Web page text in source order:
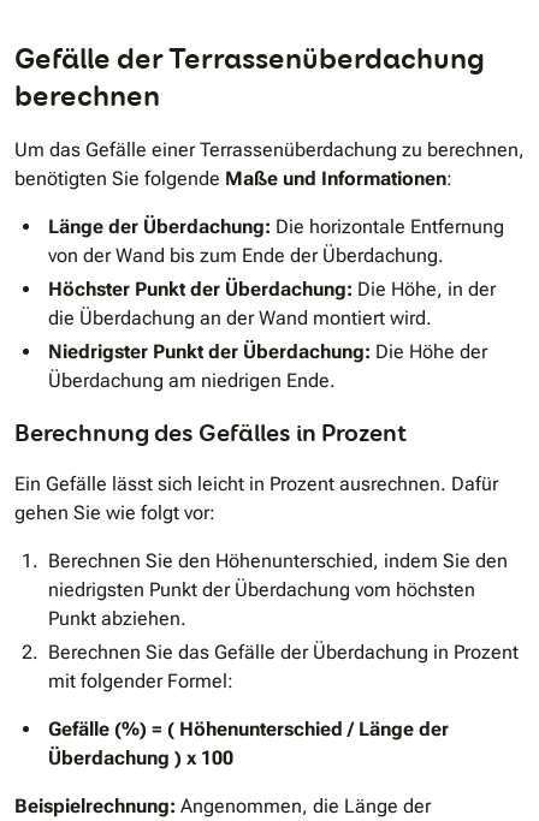
Gefälle der Terrassenüberdachung
berechnen
Um das Gefälle einer Terrassenüberdachung zu berechnen,
benötigten Sie folgende Maße und Informationen:
Länge der Überdachung: Die horizontale Entfernung
von der Wand bis zum Ende der Überdachung.
Höchster Punkt der Überdachung: Die Höhe, in der
die Überdachung an der Wand montiert wird.
Niedrigster Punkt der Überdachung: Die Höhe der
Überdachung am niedrigen Ende.
Berechnung des Gefälles in Prozent
Ein Gefälle lässt sich leicht in Prozent ausrechnen. Dafür
gehen Sie wie folgt vor:
Berechnen Sie den Höhenunterschied, indem Sie den
niedrigsten Punkt der Überdachung vom höchsten
Punkt abziehen.
Berechnen Sie das Gefälle der Überdachung in Prozent
mit folgender Formel:
Gefälle (%) = ( Höhenunterschied / Länge der
Überdachung ) x 100
Beispielrechnung: Angenommen, die Länge der